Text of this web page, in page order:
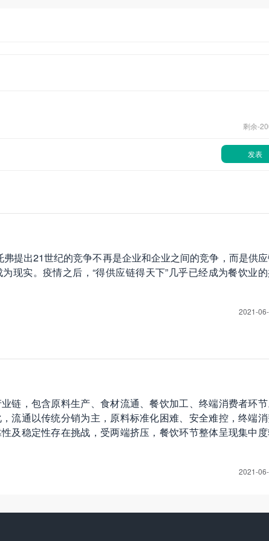
剩余-
发表
提出21世纪的竞争不再是企业和企业之间的竞争，而是供
现实。疫情之后，“得供应链得天下”几乎已经成为餐饮业
2021-
链，包含原料生产、食材流通、餐饮加工、终端消费者环节
流通以传统分销为主，原料标准化困难、安全难控，终端
及稳定性存在挑战，受两端挤压，餐饮环节整体呈现集中
2021-